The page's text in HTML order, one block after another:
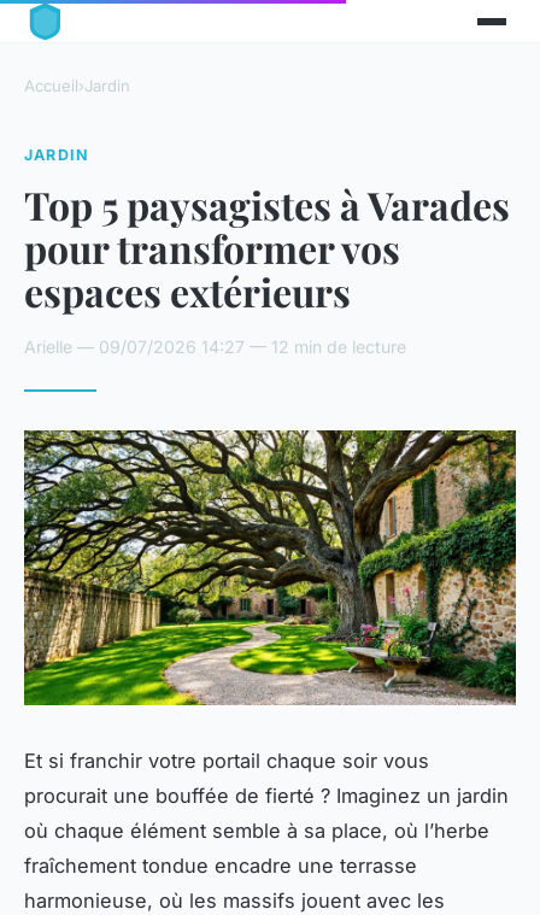
Accueil›Jardin
JARDIN
Top 5 paysagistes à Varades
pour transformer vos
espaces extérieurs
Arielle — 09/07/2026 14:27 — 12 min de lecture
Et si franchir votre portail chaque soir vous
procurait une bouffée de fierté ? Imaginez un jardin
où chaque élément semble à sa place, où l’herbe
fraîchement tondue encadre une terrasse
harmonieuse, où les massifs jouent avec les